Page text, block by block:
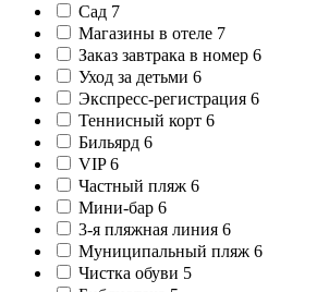
Сад 7
Магазины в отеле 7
Заказ завтрака в номер 6
Уход за детьми 6
Экспресс-регистрация 6
Теннисный корт 6
Бильярд 6
VIP 6
Частный пляж 6
Мини-бар 6
3-я пляжная линия 6
Муниципальный пляж 6
Чистка обуви 5